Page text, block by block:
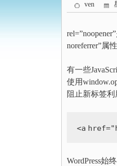
ven
noreferrer”属
有一些
使用
阻止新标签利
<a href=
WordPress始